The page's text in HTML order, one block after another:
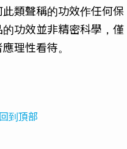
類聲稱的功效作任何保
功效並非精密科學，僅
理性看待。
回到頂部